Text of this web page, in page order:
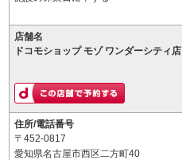
店舗名
ドコモショップ モゾ ワンダーシティ店
住所/電話番号
〒452-0817
愛知県名古屋市西区二方町40